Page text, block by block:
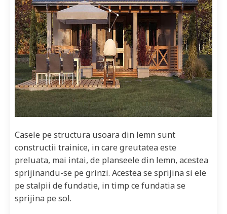
Casele pe structura usoara din lemn sunt
constructii trainice, in care greutatea este
preluata, mai intai, de planseele din lemn, acestea
sprijinandu-se pe grinzi. Acestea se sprijina si ele
pe stalpii de fundatie, in timp ce fundatia se
sprijina pe sol.